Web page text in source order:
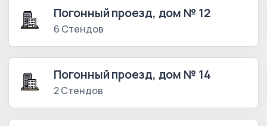
Погонный проезд, дом № 12
6 Стендов
Погонный проезд, дом № 14
2 Стендов